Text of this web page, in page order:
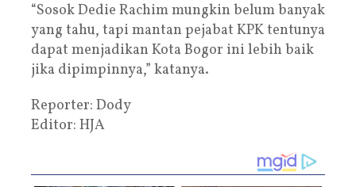
“Sosok Dedie Rachim mungkin belum banyak
yang tahu, tapi mantan pejabat KPK tentunya
dapat menjadikan Kota Bogor ini lebih baik
jika dipimpinnya,” katanya.
Reporter: Dody
Editor: HJA